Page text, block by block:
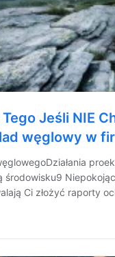
Jeśli NIE
węglowy w
Ci złożyć raporty